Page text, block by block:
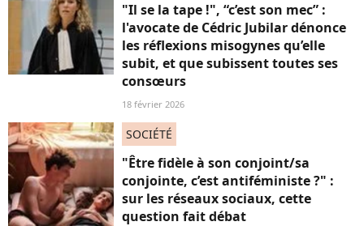
"Il se la tape !", “c’est son mec” :
l'avocate de Cédric Jubilar dénonce
les réflexions misogynes qu’elle
subit, et que subissent toutes ses
consœurs
18 février 2026
SOCIÉTÉ
"Être fidèle à son conjoint/sa
conjointe, c’est antiféministe ?" :
sur les réseaux sociaux, cette
question fait débat